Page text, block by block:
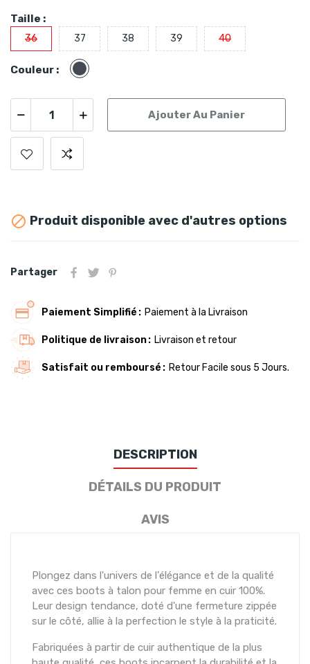
Taille :
36 37 38 39 40
Couleur : Noir
Ajouter Au Panier
 Produit disponible avec d'autres options
Partager
Paiement Simplifié Paiement à la Livraison
Politique de livraison Livraison et retour
Satisfait ou remboursé Retour Facile sous 5 Jours.
DESCRIPTION
DÉTAILS DU PRODUIT
AVIS
Plongez dans l'univers de l'élégance et de la qualité
avec ces boots à talon pour femme en cuir 100%.
Leur design tendance, doté d'une fermeture zippée
sur le côté, allie à la perfection le style à la praticité.
Fabriquées à partir de cuir authentique de la plus